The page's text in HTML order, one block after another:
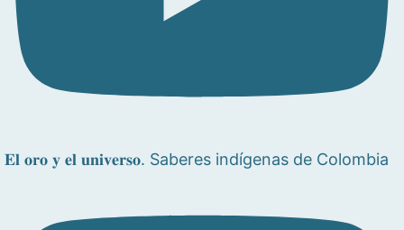
𝐄𝐥 𝐨𝐫𝐨 𝐲 𝐞𝐥 𝐮𝐧𝐢𝐯𝐞𝐫𝐬𝐨. Saberes indígenas de Colombia